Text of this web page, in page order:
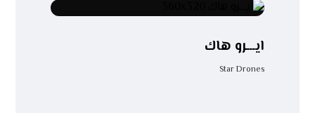
ايـــرو هاك
Star Drones